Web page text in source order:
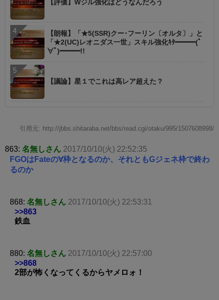
【評価】Wジル強化はどうなんだろう
【朗報】「★5(SSR)クー･フーリン〔オルタ〕」と
「★2(UC)レオニダス一世」スキル強化ｷﾀ━━━(ﾟ
∀ﾟ)━━━!!
【議論】星１でこれは高レア超えた？
引用元: http://jbbs.shitaraba.net/bbs/read.cgi/otaku/995/1507608998/
863: 名無しさん 2017/10/10(火) 22:52:35
FGOはFateの∀枠となるのか、それともGジェネ枠で終わ
るのか
868: 名無しさん 2017/10/10(火) 22:53:31
>>863
鉄血
880: 名無しさん 2017/10/10(火) 22:57:00
>>868
2部が怖くなってくるからヤメロォ！